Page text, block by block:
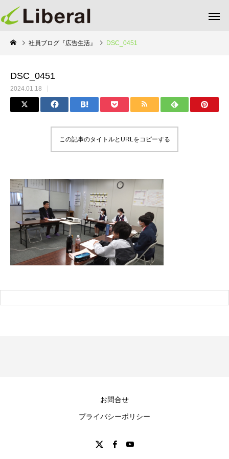
社員ブログ『広告生活』 DSC_0451
DSC_0451
2024.01.18
この記事のタイトルとURLをコピーする
お問合せ
プライバシーポリシー